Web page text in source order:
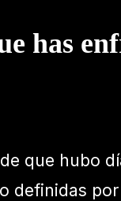
has
que hubo
definidas